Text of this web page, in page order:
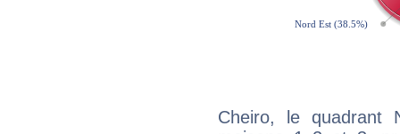
Cheiro, le quadrant